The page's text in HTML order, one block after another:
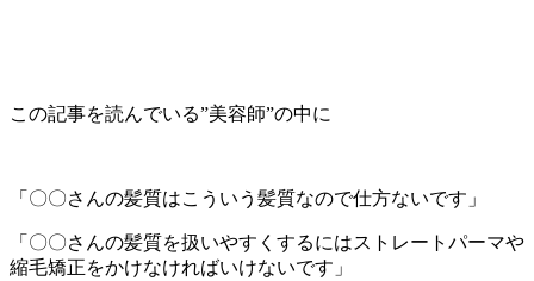
この記事を読んでいる”美容師”の中に
「〇〇さんの髪質はこういう髪質なので仕方ないです」
「〇〇さんの髪質を扱いやすくするにはストレートパーマや
縮毛矯正をかけなければいけないです」